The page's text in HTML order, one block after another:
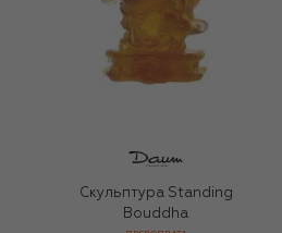
Скульптура Standing
Bouddha